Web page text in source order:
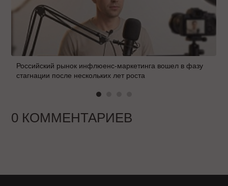
Российский рынок инфлюенс-маркетинга вошел в фазу
стагнации после нескольких лет роста
0 КОММЕНТАРИЕВ